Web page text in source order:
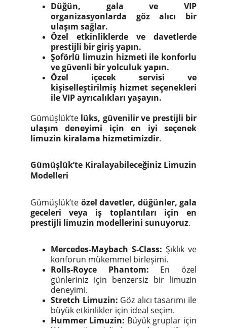
Düğün, gala ve VIP
organizasyonlarda göz alıcı bir
ulaşım sağlar.
Özel etkinliklerde ve davetlerde
prestijli bir giriş yapın.
Şoförlü limuzin hizmeti ile konforlu
ve güvenli bir yolculuk yapın.
Özel içecek servisi ve
kişiselleştirilmiş hizmet seçenekleri
ile VIP ayrıcalıkları yaşayın.
Gümüşlük’te lüks, güvenilir ve prestijli bir
ulaşım deneyimi için en iyi seçenek
limuzin kiralama hizmetimizdir.
Gümüşlük’te Kiralayabileceğiniz Limuzin
Modelleri
Gümüşlük’te özel davetler, düğünler, gala
geceleri veya iş toplantıları için en
prestijli limuzin modellerini sunuyoruz.
Mercedes-Maybach S-Class: Şıklık ve
konforun mükemmel birleşimi.
Rolls-Royce Phantom: En özel
günleriniz için benzersiz bir limuzin
deneyimi.
Stretch Limuzin: Göz alıcı tasarımı ile
büyük etkinlikler için ideal seçim.
Hummer Limuzin: Büyük gruplar için